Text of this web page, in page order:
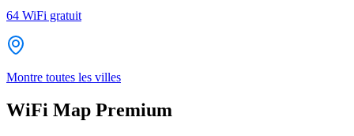
64 WiFi gratuit
Montre toutes les villes
WiFi Map Premium